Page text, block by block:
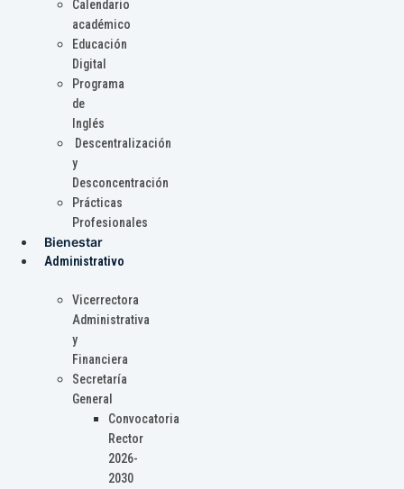
Calendario
académico
Educación
Digital
Programa
de
Inglés
Descentralización
y
Desconcentración
Prácticas
Profesionales
Bienestar
Administrativo
Vicerrectora
Administrativa
y
Financiera
Secretaría
General
Convocatoria
Rector
2026-
2030